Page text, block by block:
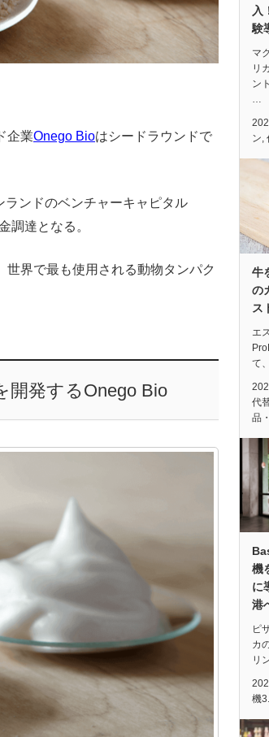
企業Onego Bioはシードラウンドで
ランドのベンチャーキャピタル
調達となる。
世界で最も使用される動物タンパク
開発するOnego Bio
入
験
マ
リ
ン
ン
牛
の
ス
エ
て
代
品
機
に
港
ピ
カ
リ
機